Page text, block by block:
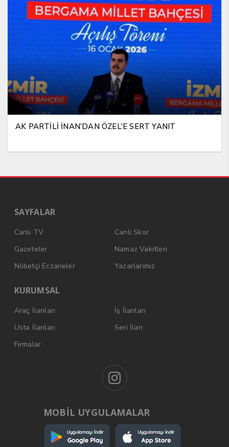
AK PARTİLİ İNAN’DAN ÖZEL’E SERT YANIT
SAYFALAR
Canlı TV
Canlı Skor
Gazeteler
Namaz Vakitleri
Nöbetçi Eczaneler
Yazarlarımız
KURUMSAL
Araç İlanları
İş İlanları
Usta İlanları
Seri İlan
Firmalar
MOBİL UYGULAMALAR